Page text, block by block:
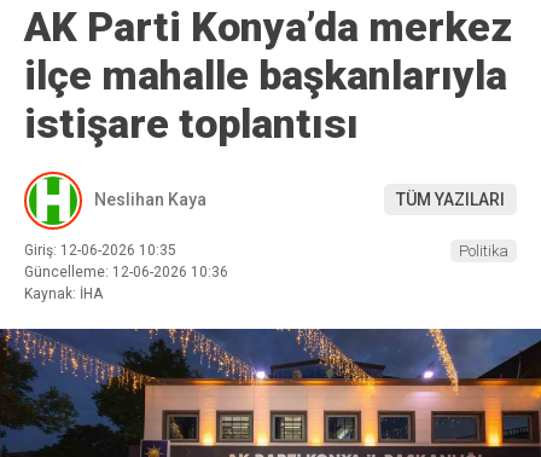
AK Parti Konya’da merkez
ilçe mahalle başkanlarıyla
istişare toplantısı
Neslihan Kaya TÜM YAZILARI
Giriş: 12-06-2026 10:35
Güncelleme: 12-06-2026 10:36
Kaynak: İHA
Politika